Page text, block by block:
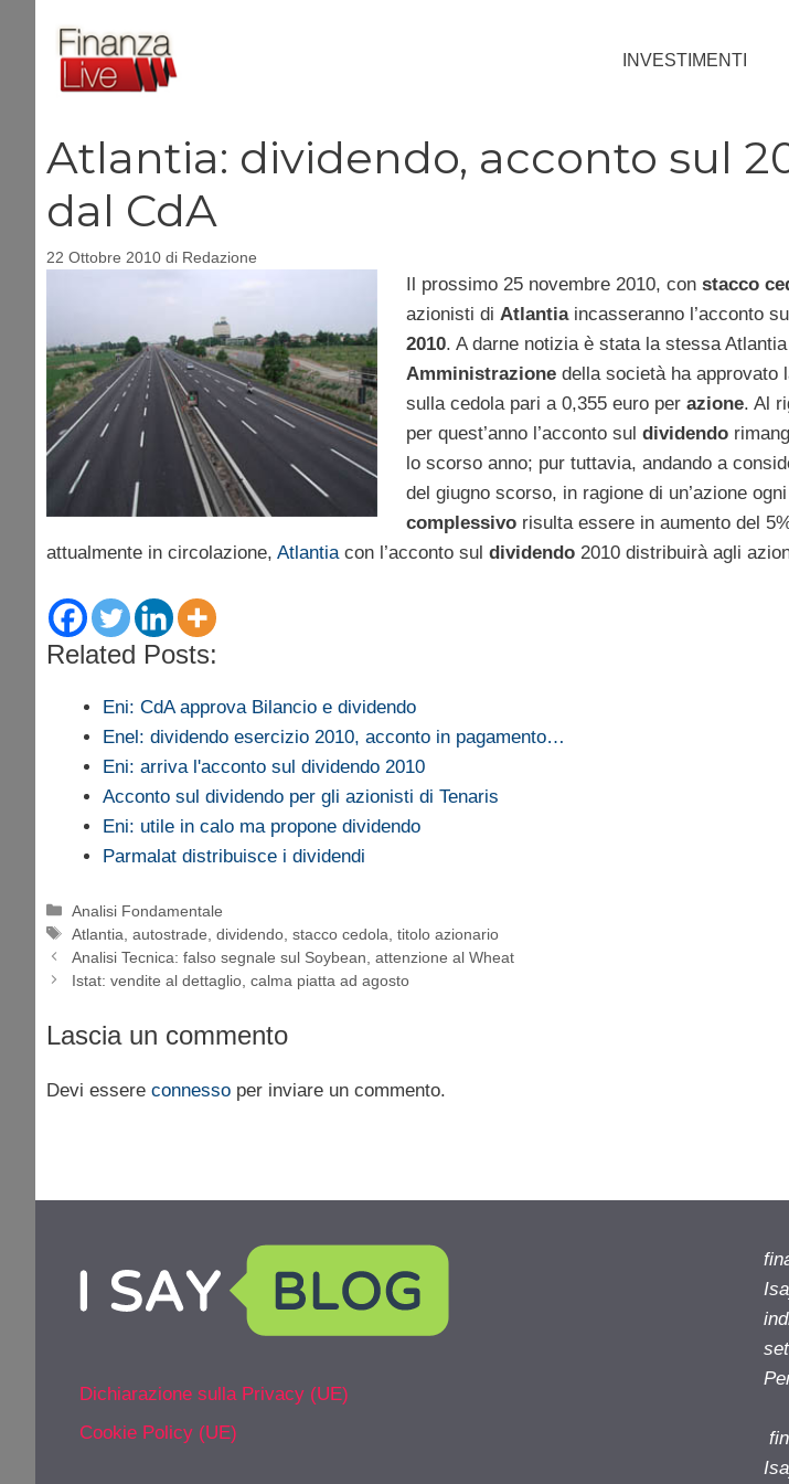
contenuto
INVESTIMENTI
Atlantia: dividendo, acconto sul
dal CdA
22 Ottobre 2010 di Redazione
Il prossimo 25 novembre 2010, con stacco
azionisti di Atlantiaincasseranno l’acconto
2010. A darne notizia è stata la stessa
Amministrazionedella società ha approvato
sulla cedola pari a 0,355 euro per azione. Al
per quest’anno l’acconto sul dividendo
lo scorso anno; pur tuttavia, andando a
del giugno scorso, in ragione di un’azione
complessivorisulta essere in aumento del
attualmente in circolazione, Atlantia con l’acconto sul dividendo 2010 distribuirà agli
Related Posts:
Eni: CdA approva Bilancio e dividendo
Enel: dividendo esercizio 2010, acconto in pagamento…
Eni: arriva l'acconto sul dividendo 2010
Acconto sul dividendo per gli azionisti di Tenaris
Eni: utile in calo ma propone dividendo
Parmalat distribuisce i dividendi
Categorie
Analisi Fondamentale
Tag
Atlantia ,autostrade ,dividendo ,stacco cedola ,titolo azionario
Analisi Tecnica: falso segnale sul Soybean, attenzione al Wheat
Istat: vendite al dettaglio, calma piatta ad agosto
Lascia un commento
Devi essere connesso per inviare un commento.
Dichiarazione sulla Privacy (UE)
Cookie Policy (UE)